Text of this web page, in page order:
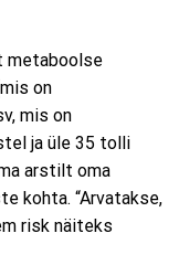
metaboolse
on
mis on
ja üle 35 tolli
arstilt oma
kohta. “Arvatakse,
risk näiteks